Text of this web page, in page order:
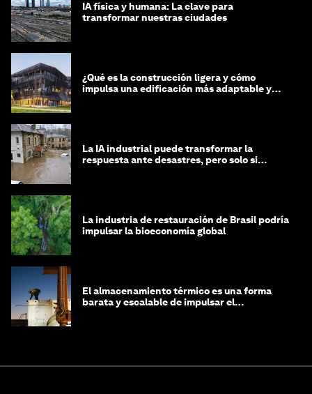
IA física y humana: La clave para
transformar nuestras ciudades
¿Qué es la construcción ligera y cómo
impulsa una edificación más adaptable y
La IA industrial puede transformar la
respuesta ante desastres, pero solo si
La industria de restauración de Brasil podría
impulsar la bioeconomía global
El almacenamiento térmico es una forma
barata y escalable de impulsar el